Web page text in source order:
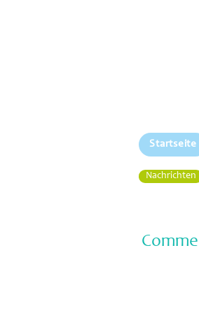
Startseite
Nachrichten